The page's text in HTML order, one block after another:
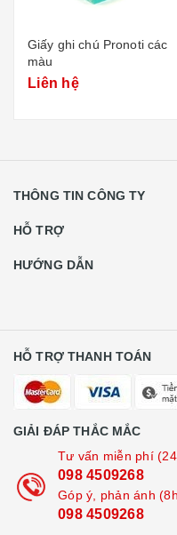
Giấy ghi chú Pronoti các
màu
Liên hệ
THÔNG TIN CÔNG TY
HỖ TRỢ
HƯỚNG DẪN
HỖ TRỢ THANH TOÁN
GIẢI ĐÁP THẮC MẮC
Tư vấn miễn phí
098 4509268
Góp ý, phản ánh
098 4509268